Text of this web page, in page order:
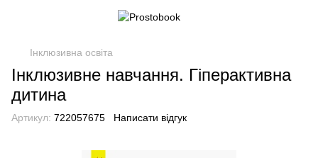
Інклюзивна освіта
Інклюзивне навчання. Гіперактивна
дитина
Артикул: 722057675 Написати відгук